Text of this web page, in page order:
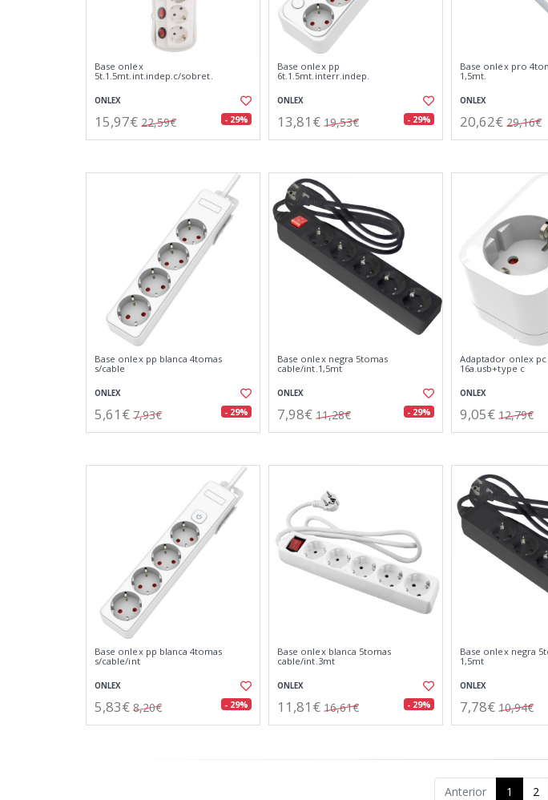
Base onlex
5t.1.5mt.int.indep.c/sobret.
ONLEX
15,97€ 22,59€ - 29%
Base onlex pp
6t.1.5mt.interr.indep.
ONLEX
13,81€ 19,53€ - 29%
Base onlex pro
1,5mt.
ONLEX
20,62€ 29,16€
Base onlex pp blanca 4tomas
s/cable
ONLEX
5,61€ 7,93€ - 29%
Base onlex negra 5tomas
cable/int.1,5mt
ONLEX
7,98€ 11,28€ - 29%
Adaptador onlex pc
16a.usb+type c
ONLEX
9,05€ 12,79€
Base onlex pp blanca 4tomas
s/cable/int
ONLEX
5,83€ 8,20€ - 29%
Base onlex blanca 5tomas
cable/int.3mt
ONLEX
11,81€ 16,61€ - 29%
Base onlex negra
1,5mt
ONLEX
7,78€ 10,94€
Anterior 1 2